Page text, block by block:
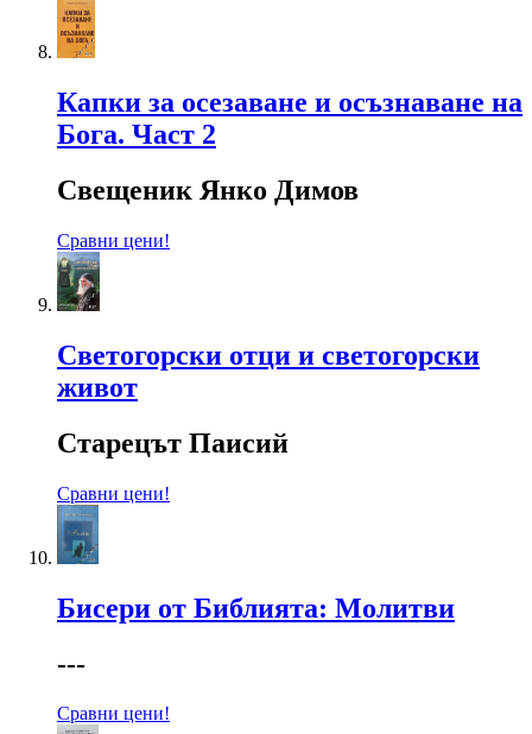
Капки за осезаване и осъзнаване на
Бога. Част 2
Свещеник Янко Димов
Сравни цени!
Светогорски отци и светогорски
живот
Старецът Паисий
Сравни цени!
Бисери от Библията: Молитви
---
Сравни цени!